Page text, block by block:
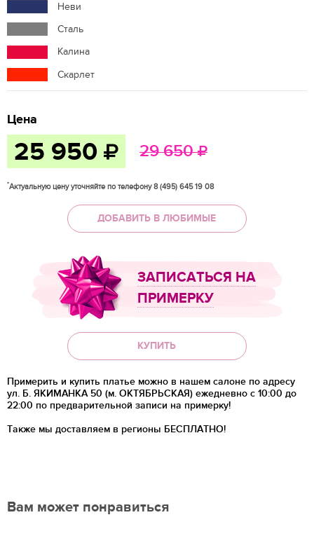
Неви
Сталь
Калина
Скарлет
Цена
25 950 29 650
*Актуальную цену уточняйте по телефону 8 (495) 645 19 08
ДОБАВИТЬ В ЛЮБИМЫЕ
ЗАПИСАТЬСЯ НА
ПРИМЕРКУ
КУПИТЬ
Примерить и купить платье можно в нашем салоне по адресу
ул. Б. ЯКИМАНКА 50 (м. ОКТЯБРЬСКАЯ) ежедневно с 10:00 до
22:00 по предварительной записи на примерку!
Также мы доставляем в регионы БЕСПЛАТНО!
Вам может понравиться